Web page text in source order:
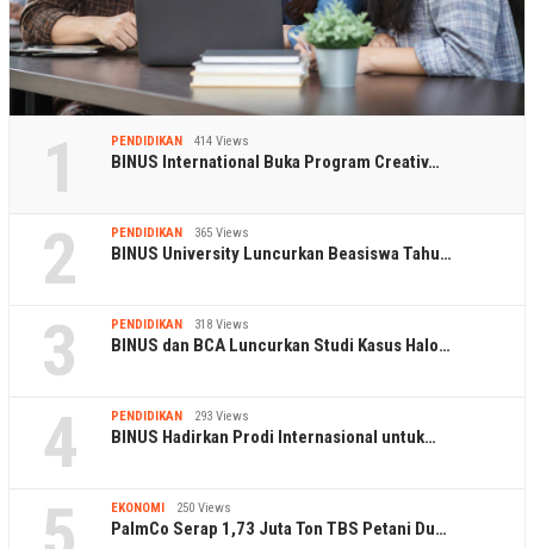
1 PENDIDIKAN 414 Views
BINUS International Buka Program Creativ…
2 PENDIDIKAN 365 Views
BINUS University Luncurkan Beasiswa Tahu…
3 PENDIDIKAN 318 Views
BINUS dan BCA Luncurkan Studi Kasus Halo…
4 PENDIDIKAN 293 Views
BINUS Hadirkan Prodi Internasional untuk…
EKONOMI 250 Views
PalmCo Serap 1,73 Juta Ton TBS Petani Du…